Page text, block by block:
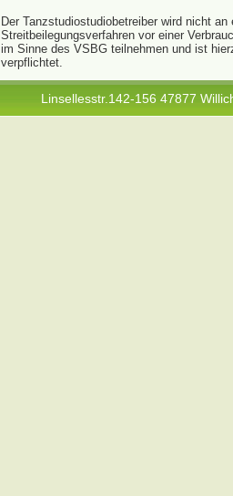
Der Tanzstudiostudiobetreiber wird nicht an
Streitbeilegungsverfahren vor einer
im Sinne des VSBG teilnehmen und ist
verpflichtet.
Linsellesstr.142-156 47877